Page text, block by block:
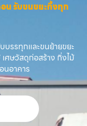
น รับขนขยะทิ้งทุก
บรรทุกและขนย้ายขยะ
เศษวัสดุก่อสร้าง กิ่งไม้
นอาคาร